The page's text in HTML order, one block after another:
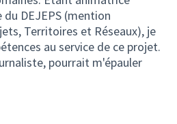
DEJEPS (mention
Territoires et Réseaux), je
au service de ce projet.
pourrait m'épauler